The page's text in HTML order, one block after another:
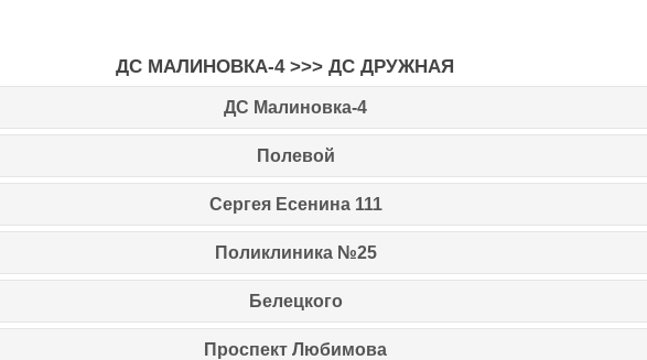
ДС МАЛИНОВКА-4 >>> ДС ДРУЖНАЯ
ДС Малиновка-4
Полевой
Сергея Есенина 111
Поликлиника №25
Белецкого
Проспект Любимова